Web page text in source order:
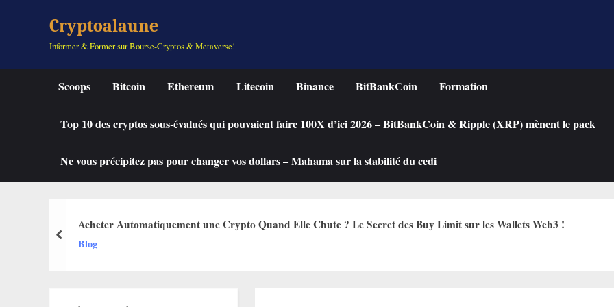
Cryptoalaune
Informer & Former sur Bourse-Cryptos & Metaverse!
Scoops Bitcoin Ethereum Litecoin Binance BitBankCoin Formation
Top 10 des cryptos sous-évalués qui pouvaient faire 100X d’ici 2026 – BitBankCoin & Ripple (XRP) mènent le pack
Ne vous précipitez pas pour changer vos dollars – Mahama sur la stabilité du cedi
Acheter Automatiquement une Crypto Quand Elle Chute ? Le Secret des Buy Limit sur les Wallets Web3 !
Blog
prev